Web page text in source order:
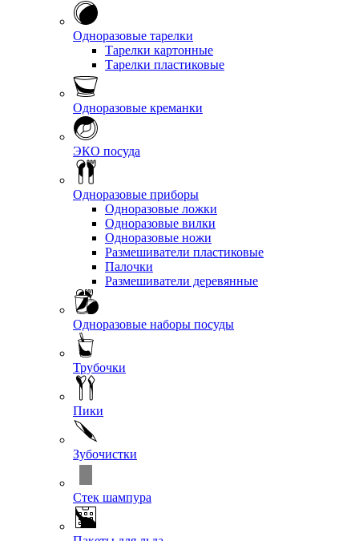
Одноразовые тарелки
Тарелки картонные
Тарелки пластиковые
Одноразовые креманки
ЭКО посуда
Одноразовые приборы
Одноразовые ложки
Одноразовые вилки
Одноразовые ножи
Размешиватели пластиковые
Палочки
Размешиватели деревянные
Одноразовые наборы посуды
Трубочки
Пики
Зубочистки
Стек шампура